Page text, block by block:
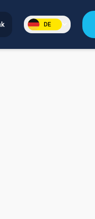
DE